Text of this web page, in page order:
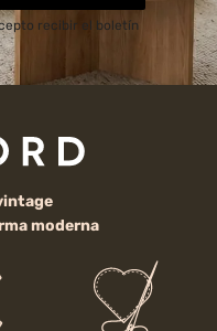
recibir el boletín
moderna